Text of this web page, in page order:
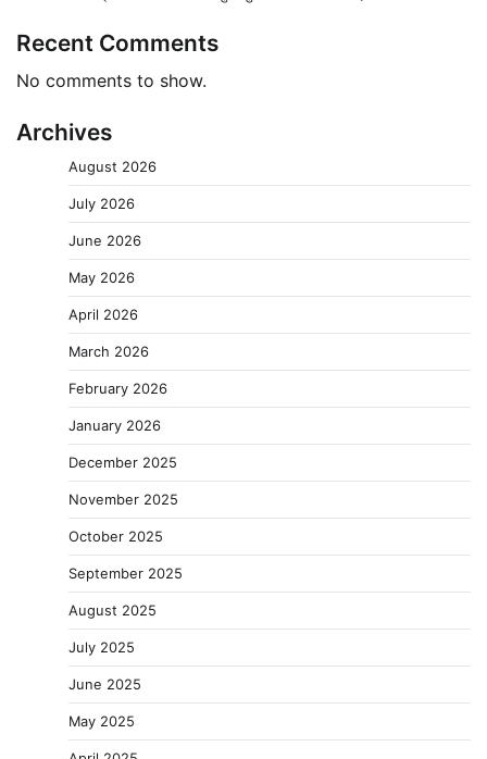
Recent Comments
No comments to show.
Archives
August 2026
July 2026
June 2026
May 2026
April 2026
March 2026
February 2026
January 2026
December 2025
November 2025
October 2025
September 2025
August 2025
July 2025
June 2025
May 2025